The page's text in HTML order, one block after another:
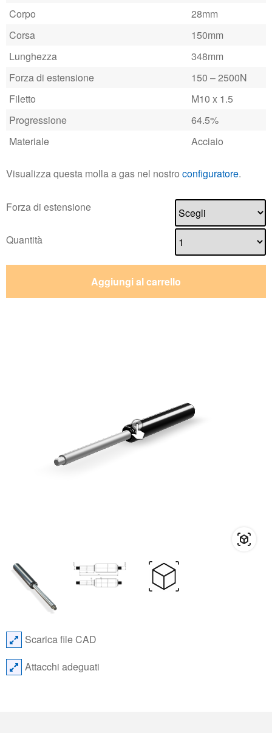
Corpo
28mm
Corsa
150mm
Lunghezza
348mm
Forza di estensione
150 – 2500N
Filetto
M10 x 1.5
Progressione
64.5%
Materiale
Acciaio
Visualizza questa molla a gas nel nostro configuratore.
Forza di estensione
Quantità
Aggiungi al carrello
Scarica file CAD
Attacchi adeguati